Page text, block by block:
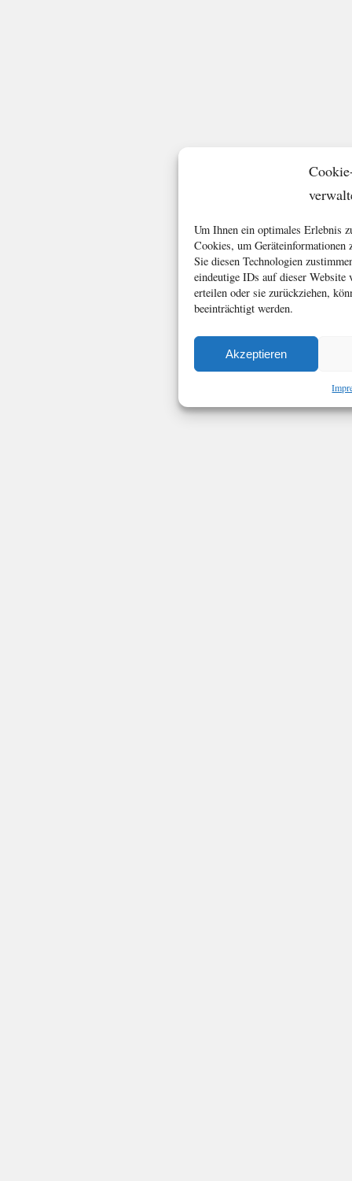
Um Ihnen ein optimales Erlebnis
Cookies, um Geräteinformationen
Sie diesen Technologien
eindeutige IDs auf dieser
erteilen oder sie zurückziehen,
beeinträchtigt werden.
Akzeptieren